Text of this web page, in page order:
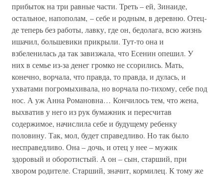
прибыток на три равные части. Треть – ей, Зинаиде,
остальное, напополам, – себе и родным, в деревню. Отец-
де теперь без работы, лавку, где он, бедолага, всю жизнь
ишачил, большевики прикрыли. Тут-то она и
взбеленилась да так завизжала, что Есенин опешил. У
них в семье из-за денег громко не ссорились. Мать,
конечно, ворчала, что правда, то правда, и дулась, и
ухватами погромыхивала, но ворчала по-тихому, себе под
нос. А уж Анна Романовна… Кончилось тем, что жена,
выхватив у него из рук бумажник и пересчитав
содержимое, начислила себе и будущему ребенку
половину. Так, мол, будет справедливо. Но так было
несправедливо. Она – дочь, и отец у нее – мужик
здоровый и оборотистый. А он – сын, старший, при
хвором родителе. Старший, значит, кормилец. К тому же